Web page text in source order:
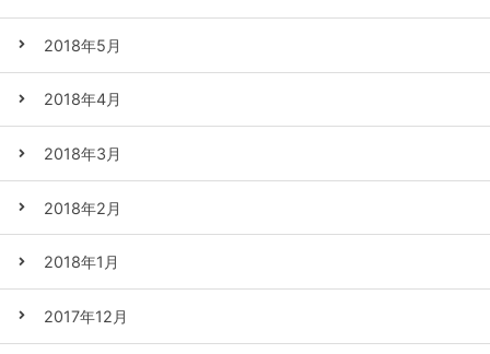
2018年5月
2018年4月
2018年3月
2018年2月
2018年1月
2017年12月